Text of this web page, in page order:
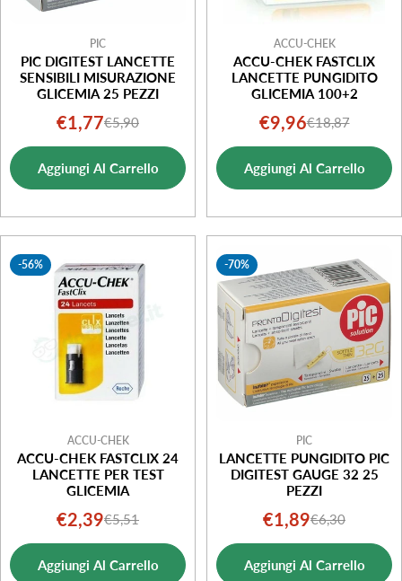
PIC
PIC DIGITEST LANCETTE
SENSIBILI MISURAZIONE
GLICEMIA 25 PEZZI
Prezzo
di
vendita
€1,77Prezzo
normale
€5,90
Aggiungi Al Carrello
ACCU-CHEK
ACCU-CHEK FASTCLIX
LANCETTE PUNGIDITO
GLICEMIA 100+2
Prezzo
di
vendita
€9,96Prezzo
normale
€18,87
Aggiungi Al Carrello
-56%
ACCU-CHEK
ACCU-CHEK FASTCLIX 24
LANCETTE PER TEST
GLICEMIA
Prezzo
di
€2,39Prezzo
normale
€5,51
Aggiungi Al Carrello
-70%
PIC
LANCETTE PUNGIDITO PIC
DIGITEST GAUGE 32 25
PEZZI
Prezzo
di
€1,89Prezzo
normale
€6,30
Aggiungi Al Carrello